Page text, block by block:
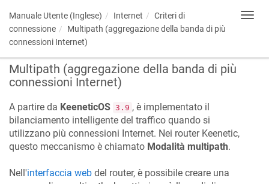
Manuale Utente (Inglese) Internet
Criteri di
connessione
Multipath (aggregazione della banda di più
connessioni Internet)
Multipath (aggregazione della banda di più
connessioni Internet)
A partire da KeeneticOS 3.9 , è implementato il
bilanciamento intelligente del traffico quando si
utilizzano più connessioni Internet. Nei router Keenetic,
questo meccanismo è chiamato Modalità multipath.
Nell'interfaccia web del router, è possibile creare una